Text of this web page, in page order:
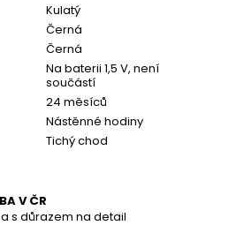
Kulatý
Černá
Černá
Na baterii 1,5 V, není
součástí
24 měsíců
Nástěnné hodiny
Tichý chod
V ČR
s důrazem na detail